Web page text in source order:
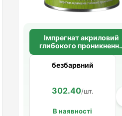
329.40
Імпрегнат акриловий
глибокого
Maxima
безбарвний
302.40/шт.
В наявності